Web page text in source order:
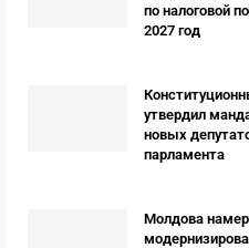
по налоговой
2027 год
утвердил
новых
парламента
Молдова